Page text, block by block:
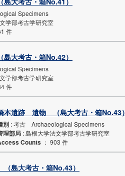
Specimens
学部考古学研究室
件
大考古・箱No.42）
Specimens
学部考古学研究室
件
本遺跡 遺物 （島大考古・箱No.43）
別 : 考古 Archaeological Specimens
理部局 : 島根大学法文学部考古学研究室
Counts ： 903 件
島大考古・箱No.43）